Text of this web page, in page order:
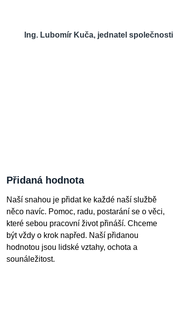
Ing. Lubomír Kuča, jednatel společnosti
Přidaná hodnota
Naší snahou je přidat ke každé naší službě
něco navíc. Pomoc, radu, postarání se o věci,
které sebou pracovní život přináší. Chceme
být vždy o krok napřed. Naší přidanou
hodnotou jsou lidské vztahy, ochota a
sounáležitost.